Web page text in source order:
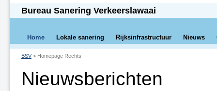
Bureau Sanering Verkeerslawaai
Home Lokale sanering Rijksinfrastructuur Nieuws
BSV> Homepage Rechts
Nieuwsberichten